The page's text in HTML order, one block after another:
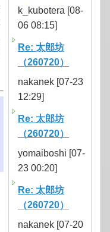
k_kubotera [08-
06 08:15]
Re: 太郎坊
（260720）
nakanek [07-23
12:29]
Re: 太郎坊
（260720）
yomaiboshi [07-
23 00:20]
Re: 太郎坊
（260720）
nakanek [07-20